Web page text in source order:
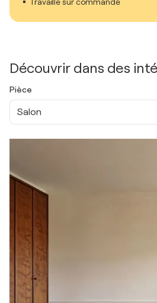
Découvrir dans des
Pièce
Salon